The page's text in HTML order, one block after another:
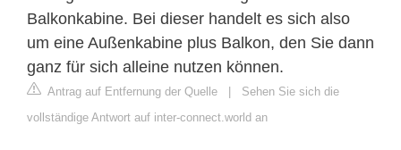
Balkonkabine. Bei dieser handelt es sich also
um eine Außenkabine plus Balkon, den Sie dann
ganz für sich alleine nutzen können.
Antrag auf Entfernung der Quelle | Sehen Sie sich die
vollständige Antwort auf inter-connect.world an